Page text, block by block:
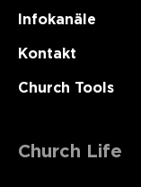
Infokanäle
Kontakt
Church Tools
Church Life